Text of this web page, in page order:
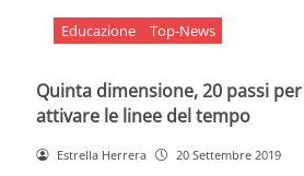
Educazione Top-News
Quinta dimensione, 20 passi per
attivare le linee del tempo
Estrella Herrera 20 Settembre 2019